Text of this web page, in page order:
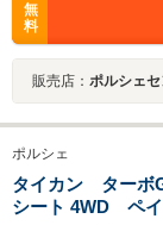
無
料
販売店： ポルシェ
ポルシェ
タイカン ターボ
シート 4WD ペ